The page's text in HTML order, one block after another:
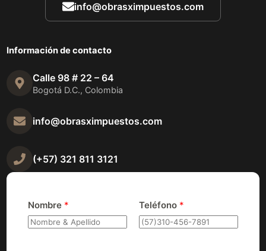
info@obrasximpuestos.com
Información de contacto
Calle 98 # 22 – 64
Bogotá D.C., Colombia
info@obrasximpuestos.com
(+57) 321 811 3121
Nombre * Teléfono *